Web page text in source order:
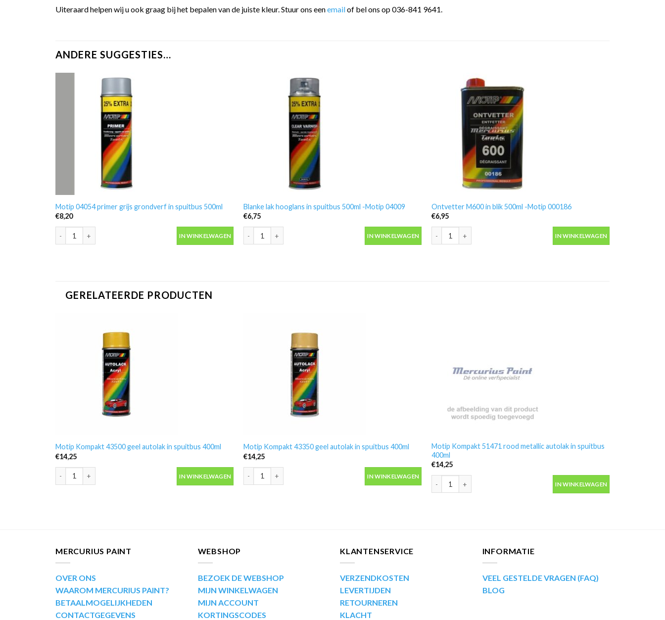
Uiteraard helpen wij u ook graag bij het bepalen van de juiste kleur. Stuur ons eenemailof bel ons op 036-841 9641.
ANDERE SUGGESTIES…
Motip 04054 primer grijs grondverf in spuitbus 500ml
€8,20
IN WINKELWAGEN
Blanke lak hooglans in spuitbus 500ml -Motip 04009
€6,75
IN WINKELWAGEN
Ontvetter M600 in blik 500ml -Motip 000186
€6,95
IN WINKELWAGEN
GERELATEERDE PRODUCTEN
Motip Kompakt 43500 geel autolak in spuitbus 400ml
€14,25
Motip Kompakt 43500 geel autolak in spuitbus 400ml aantal
IN WINKELWAGEN
Motip Kompakt 43350 geel autolak in spuitbus 400ml
€14,25
Motip Kompakt 43350 geel autolak in spuitbus 400ml aantal
IN WINKELWAGEN
Motip Kompakt 51471 rood metallic autolak in spuitbus
400ml
€14,25
IN WINKELWAGEN
MERCURIUS PAINT
OVER ONS
WAAROM MERCURIUS PAINT?
BETAALMOGELIJKHEDEN
CONTACTGEGEVENS
WEBSHOP
BEZOEK DE WEBSHOP
MIJN WINKELWAGEN
MIJN ACCOUNT
KORTINGSCODES
KLANTENSERVICE
VERZENDKOSTEN
LEVERTIJDEN
RETOURNEREN
KLACHT
INFORMATIE
VEEL GESTELDE VRAGEN (FAQ)
BLOG